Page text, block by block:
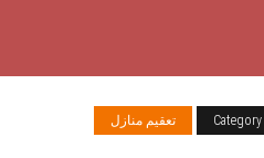
Category تعقيم منازل